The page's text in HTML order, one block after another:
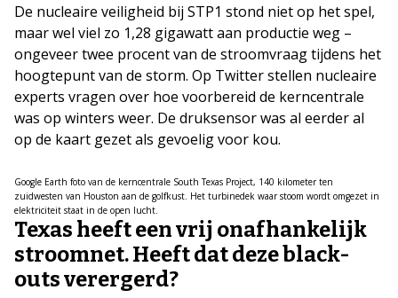
De nucleaire veiligheid bij STP1 stond niet op het spel,
maar wel viel zo 1,28 gigawatt aan productie weg –
ongeveer twee procent van de stroomvraag tijdens het
hoogtepunt van de storm. Op Twitter stellen nucleaire
experts vragen over hoe voorbereid de kerncentrale
was op winters weer. De druksensor was al eerder al
op de kaart gezet als gevoelig voor kou.
Google Earth foto van de kerncentrale South Texas Project, 140 kilometer ten
zuidwesten van Houston aan de golfkust. Het turbinedek waar stoom wordt omgezet in
elektriciteit staat in de open lucht.
Texas heeft een vrij onafhankelijk
stroomnet. Heeft dat deze black-
outs verergerd?